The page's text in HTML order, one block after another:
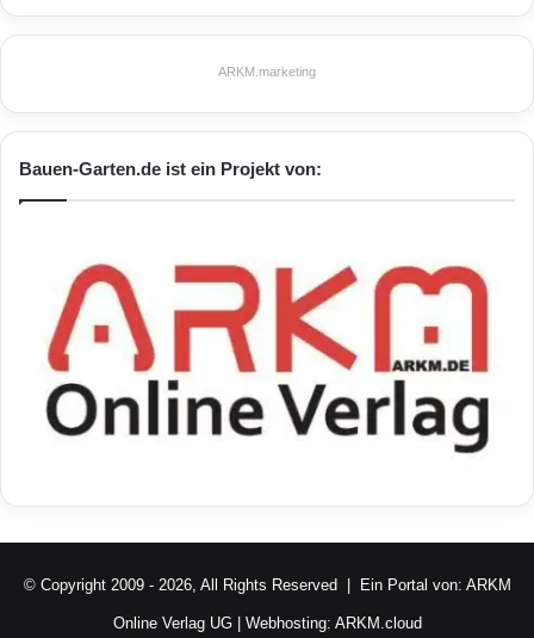
ARKM.marketing
Bauen-Garten.de ist ein Projekt von:
© Copyright 2009 - 2026, All Rights Reserved | Ein Portal von: ARKM
Online Verlag UG| Webhosting: ARKM.cloud